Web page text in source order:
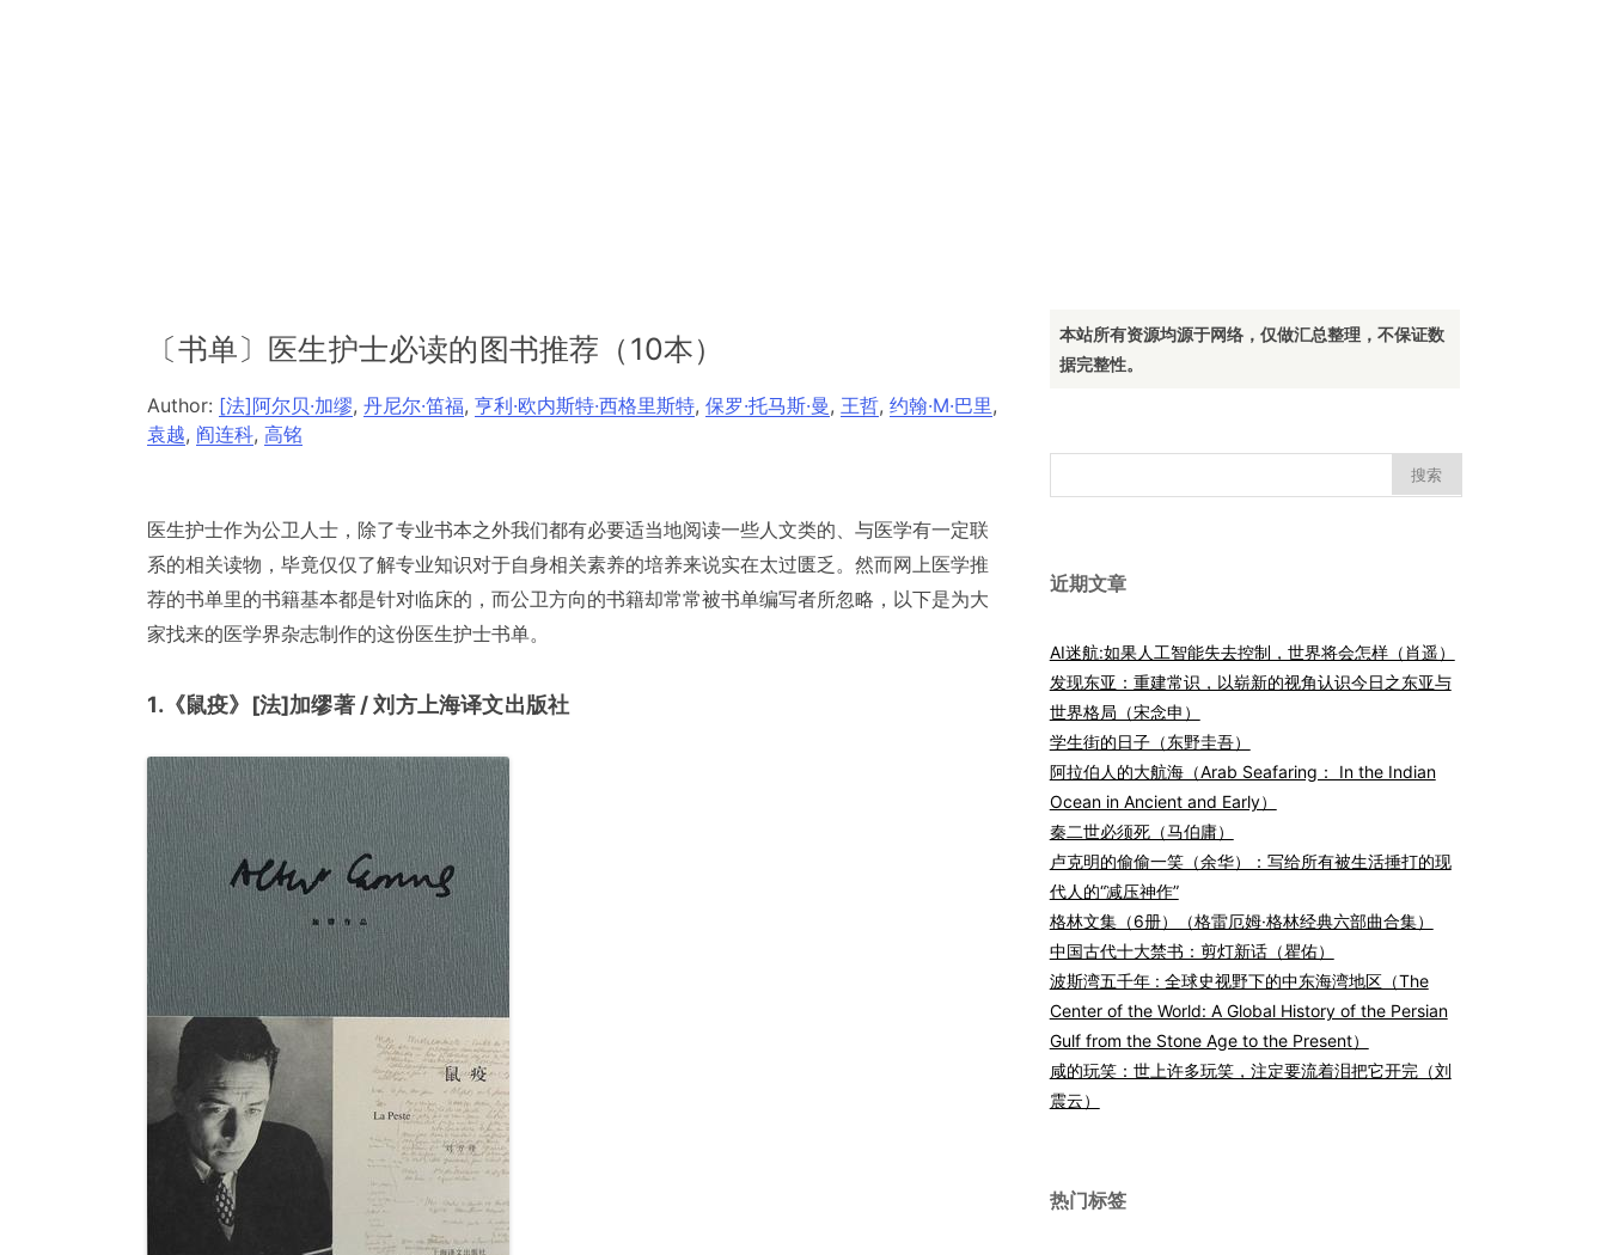
〔书单〕医生护士必读的图书推荐（10本）
Author: [法]阿尔贝·加缪,丹尼尔·笛福,亨利·欧内斯特·西格里斯特,保罗·托马斯·曼, 王哲,约翰·M·巴里,
袁越, 阎连科,高铭
医生护士作为公卫人士，除了专业书本之外我们都有必要适当地阅读一些人文类的、与医学有一定联
系的相关读物，毕竟仅仅了解专业知识对于自身相关素养的培养来说实在太过匮乏。然而网上医学推
荐的书单里的书籍基本都是针对临床的，而公卫方向的书籍却常常被书单编写者所忽略，以下是为大
家找来的医学界杂志制作的这份医生护士书单。
1.《鼠疫》[法]加缪著 / 刘方上海译文出版社
本站所有资源均源于网络，仅做汇总整理，不保证数
据完整性。
索：
近期文章
AI迷航:如果人工智能失去控制，世界将会怎样（肖遥）
发现东亚：重建常识，以崭新的视角认识今日之东亚与
世界格局（宋念申）
学生街的日子（东野圭吾）
阿拉伯人的大航海（Arab Seafaring： In the Indian
Ocean in Ancient and Early）
秦二世必须死（马伯庸）
卢克明的偷偷一笑（余华）：写给所有被生活捶打的现
代人的“减压神作”
格林文集（6册）（格雷厄姆·格林经典六部曲合集）
中国古代十大禁书：剪灯新话（瞿佑）
波斯湾五千年 : 全球史视野下的中东海湾地区（The
Center of the World: A Global History of the Persian
Gulf from the Stone Age to the Present）
咸的玩笑：世上许多玩笑，注定要流着泪把它开完（刘
震云）
热门标签